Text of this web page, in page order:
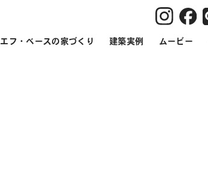
エフ・ベースの家づくり 建築実例 ムービー